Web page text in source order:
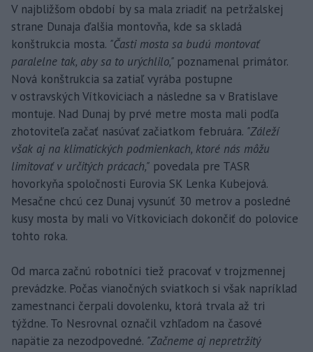
V najbližšom období by sa mala zriadiť na petržalskej
strane Dunaja ďalšia montovňa, kde sa skladá
konštrukcia mosta. "Časti mosta sa budú montovať
paralelne tak, aby sa to urýchlilo," poznamenal primátor.
Nová konštrukcia sa zatiaľ vyrába postupne
v ostravských Vítkoviciach a následne sa v Bratislave
montuje. Nad Dunaj by prvé metre mosta mali podľa
zhotoviteľa začať nasúvať začiatkom februára. "Záleží
však aj na klimatických podmienkach, ktoré nás môžu
limitovať v určitých prácach," povedala pre TASR
hovorkyňa spoločnosti Eurovia SK Lenka Kubejová.
Mesačne chcú cez Dunaj vysunúť 30 metrov a posledné
kusy mosta by mali vo Vítkoviciach dokončiť do polovice
tohto roka.
Od marca začnú robotníci tiež pracovať v trojzmennej
prevádzke. Počas vianočných sviatkoch si však napríklad
zamestnanci čerpali dovolenku, ktorá trvala až tri
týždne. To Nesrovnal označil vzhľadom na časové
napätie za nezodpovedné. "Začneme aj nepretržitý